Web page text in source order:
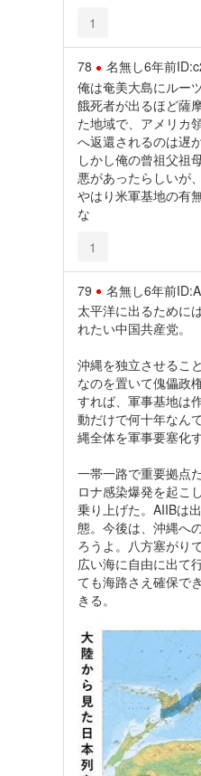
1
78 名無し6年前
俺は奄美大島にルー
餓死者が出るほど薩
た地域で、アメリカ
へ返還されるのは遅
しかし俺の曾祖父祖
悪があったらしいが
やはり米軍基地の有
な
1
79 名無し6年前
太平洋に出るために
れたい中国共産党。
沖縄を独立させるこ
なのを置いて傀儡政
すれば、軍事基地は
動だけで何十年なん
縄全体を軍事要塞化
一帯一路で重要拠点
ロナ感染爆発を起こ
乗り上げた。AIIBは
態。今後は、沖縄へ
ろうよ。八方塞がり
広い海に自由に出て
ても海路さえ確保で
きる。